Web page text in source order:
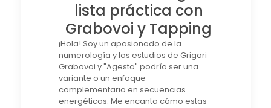
lista práctica con
Grabovoi y Tapping
¡Hola! Soy un apasionado de la
numerología y los estudios de Grigori
Grabovoi y "Agesta" podría ser una
variante o un enfoque
complementario en secuencias
energéticas. Me encanta cómo estas